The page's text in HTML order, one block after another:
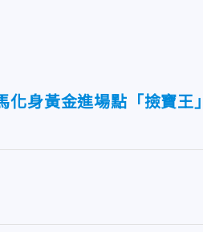
身黃金進場點「撿寶王」